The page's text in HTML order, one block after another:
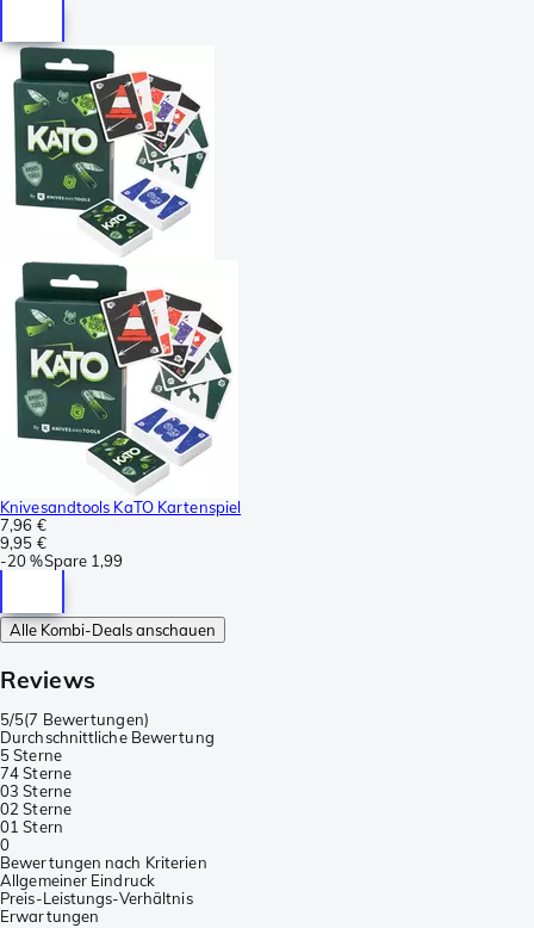
Knivesandtools KaTO Kartenspiel
7,96 €
9,95 €
-20 %Spare 1,99
Alle Kombi-Deals anschauen
Reviews
5/5(7 Bewertungen)
Durchschnittliche Bewertung
5 Sterne
74 Sterne
03 Sterne
02 Sterne
01 Stern
0
Bewertungen nach Kriterien
Allgemeiner Eindruck
Preis-Leistungs-Verhältnis
Erwartungen